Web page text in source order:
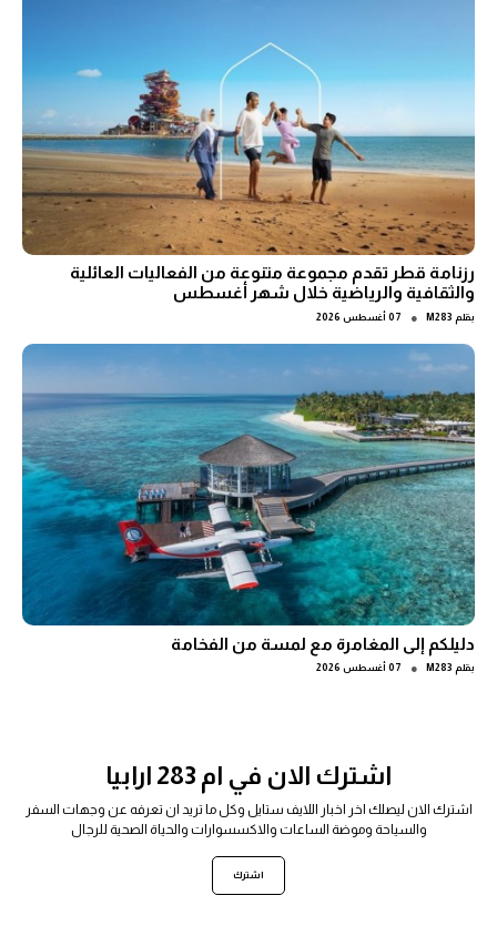
رزنامة قطر تقدم مجموعة متنوعة من الفعاليات العائلية
والثقافية والرياضية خلال شهر أغسطس
بقلم M283
● 07 أغسطس 2026
دليلكم إلى المغامرة مع لمسة من الفخامة
بقلم M283
● 07 أغسطس 2026
اشترك الان في ام 283 ارابيا
اشترك الان ليصلك اخر اخبار اللايف ستايل وكل ما تريد ان تعرفه عن وجهات السفر
والسياحة وموضة الساعات والاكسسوارات والحياة الصحية للرجال
اشترك